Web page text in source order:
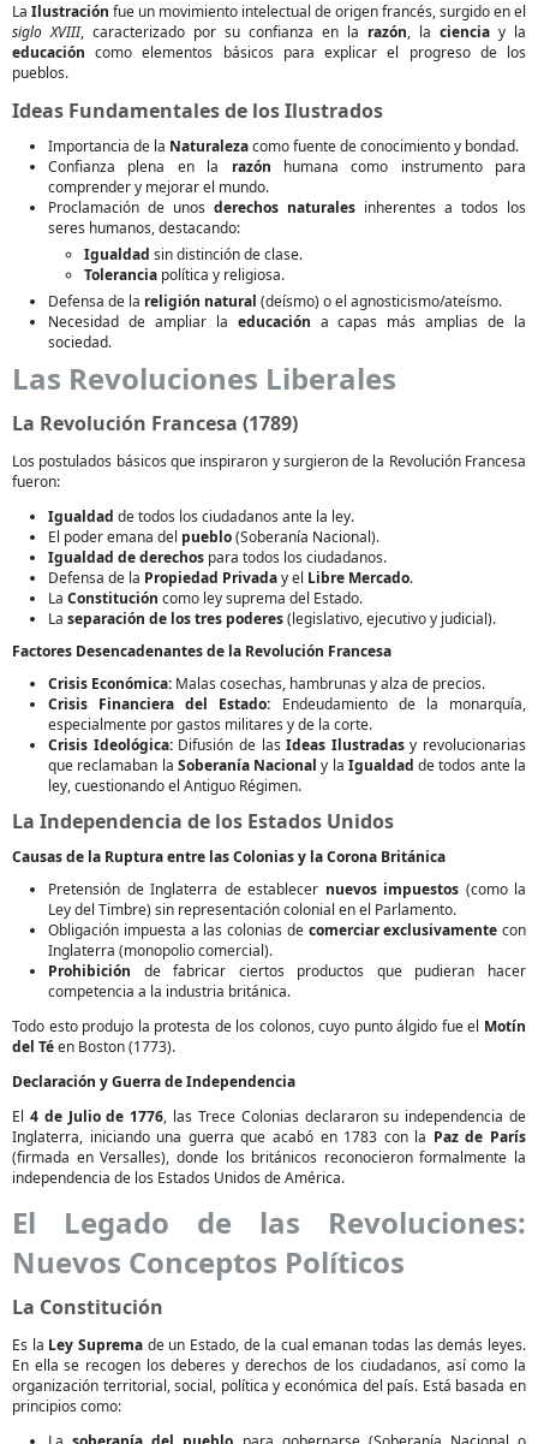
La Ilustración fue un movimiento intelectual de origen francés, surgido en el
siglo XVIII, caracterizado por su confianza en la razón, la ciencia y la
educación como elementos básicos para explicar el progreso de los
pueblos.
Ideas Fundamentales de los Ilustrados
Importancia de la Naturalezacomo fuente de conocimiento y bondad.
Confianza plena en la razón humana como instrumento para
comprender y mejorar el mundo.
Proclamación de unos derechos naturales inherentes a todos los
seres humanos, destacando:
Igualdad sin distinción de clase.
Tolerancia política y religiosa.
Defensa de la religión natural (deísmo) o el agnosticismo/ateísmo.
Necesidad de ampliar la educación a capas más amplias de la
sociedad.
Las Revoluciones Liberales
La Revolución Francesa (1789)
Los postulados básicos que inspiraron y surgieron de la Revolución Francesa
fueron:
Igualdad de todos los ciudadanos ante la ley.
El poder emana del pueblo(Soberanía Nacional).
Igualdad de derechos para todos los ciudadanos.
Defensa de la Propiedad Privaday el Libre Mercado.
La Constitución como ley suprema del Estado.
La separación de los tres poderes(legislativo, ejecutivo y judicial).
Factores Desencadenantes de la Revolución Francesa
Crisis Económica: Malas cosechas, hambrunas y alza de precios.
Crisis Financiera del Estado: Endeudamiento de la monarquía,
especialmente por gastos militares y de la corte.
Crisis Ideológica:Difusión de lasIdeas Ilustradasy revolucionarias
que reclamaban la Soberanía Nacional y la Igualdad de todos ante la
ley, cuestionando el Antiguo Régimen.
La Independencia de los Estados Unidos
Causas de la Ruptura entre las Colonias y la Corona Británica
Pretensión de Inglaterra de establecer nuevos impuestos (como la
Ley del Timbre) sin representación colonial en el Parlamento.
Obligación impuesta a las colonias de comerciar exclusivamente con
Inglaterra (monopolio comercial).
Prohibición de fabricar ciertos productos que pudieran hacer
competencia a la industria británica.
Todo esto produjo la protesta de los colonos, cuyo punto álgido fue el Motín
del Téen Boston (1773).
Declaración y Guerra de Independencia
El 4 de Julio de 1776, las Trece Colonias declararon su independencia de
Inglaterra, iniciando una guerra que acabó en 1783 con la Paz de París
(firmada en Versalles), donde los británicos reconocieron formalmente la
independencia de los Estados Unidos de América.
El Legado de las Revoluciones:
Nuevos Conceptos Políticos
La Constitución
Es la Ley Supremade un Estado, de la cual emanan todas las demás leyes.
En ella se recogen los deberes y derechos de los ciudadanos, así como la
organización territorial, social, política y económica del país. Está basada en
principios como: